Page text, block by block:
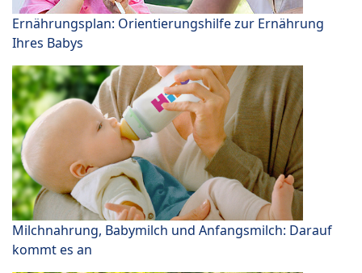
Ernährungsplan: Orientierungshilfe zur Ernährung
Ihres Babys
Milchnahrung, Babymilch und Anfangsmilch: Darauf
kommt es an